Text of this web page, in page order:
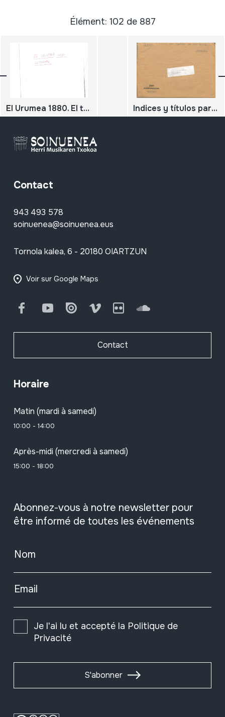
Élément: 102 de 887
El Urumea 1880. El tamboril Indices y títulos para capítulos sobre txistu-txistulari
Contact
943 493 578
soinuenea@soinuenea.eus
Tornola kalea, 6 - 20180 OIARTZUN
Voir sur Google Maps
FacebookYoutube Issuu Vimeo Flickr SoundCloud
Contact
Horaire
Matin (mardi à samedi)
10:00 - 14:00
Après-midi (mercredi à samedi)
15:00 - 18:00
Abonnez-vous à notre newsletter pour
être informé de toutes les événements
Nom
Email
Je l'ai lu et accepté la Politique de
Privacité
S'abonner